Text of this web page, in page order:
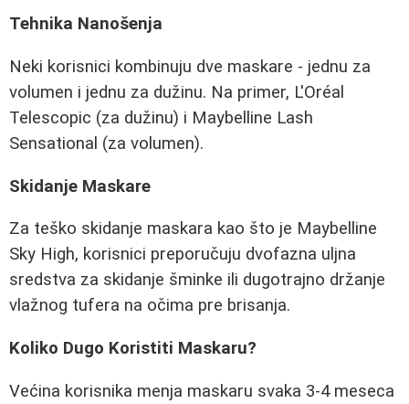
Tehnika Nanošenja
Neki korisnici kombinuju dve maskare - jednu za
volumen i jednu za dužinu. Na primer, L'Oréal
Telescopic (za dužinu) i Maybelline Lash
Sensational (za volumen).
Skidanje Maskare
Za teško skidanje maskara kao što je Maybelline
Sky High, korisnici preporučuju dvofazna uljna
sredstva za skidanje šminke ili dugotrajno držanje
vlažnog tufera na očima pre brisanja.
Koliko Dugo Koristiti Maskaru?
Većina korisnika menja maskaru svaka 3-4 meseca